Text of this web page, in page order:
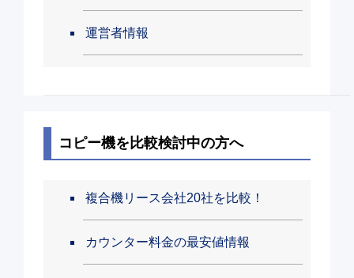
運営者情報
コピー機を比較検討中の方へ
複合機リース会社20社を比較！
カウンター料金の最安値情報